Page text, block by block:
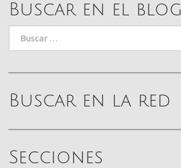
Buscar en el blog
Buscar en la red
Secciones